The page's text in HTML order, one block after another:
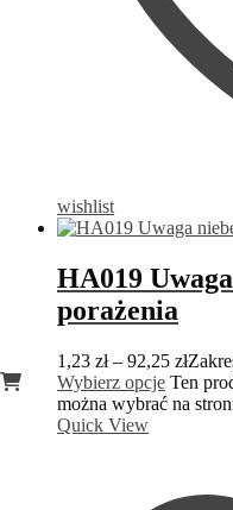
wishlist
HA019
porażenia
1,23 zł – 92,25 zł
Wybierz opcje Ten
można wybrać na
Quick View